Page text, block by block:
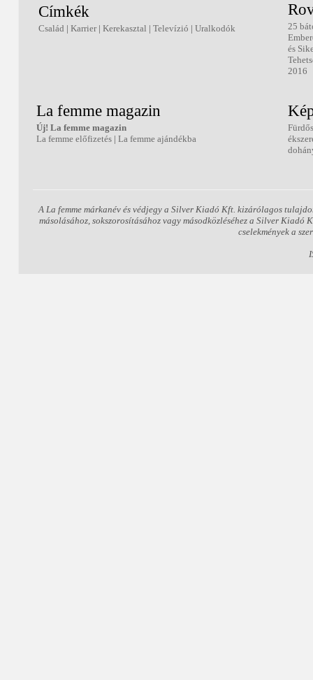
Címkék
Család | Karrier| Kerekasztal | Televízió | Uralkodók
25
és
2016
La femme magazin
Új! La femme magazin
La femme előfizetés | La femme ajándékba
A La femme márkanév és védjegy a Silver Kiadó Kft. kizárólagos
másolásához, sokszorosításához vagy másodközléséhez a Silver
cselekmények a